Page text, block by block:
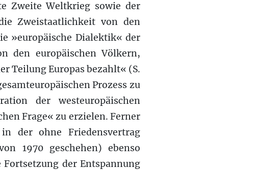
Zweite Weltkrieg sowie der
Zweistaatlichkeit von den
»europäische Dialektik« der
den europäischen Völkern,
Teilung Europas bezahlt« (S.
Prozess zu
der westeuropäischen
Frage« zu erzielen. Ferner
der ohne Friedensvertrag
1970 geschehen) ebenso
der Entspannung